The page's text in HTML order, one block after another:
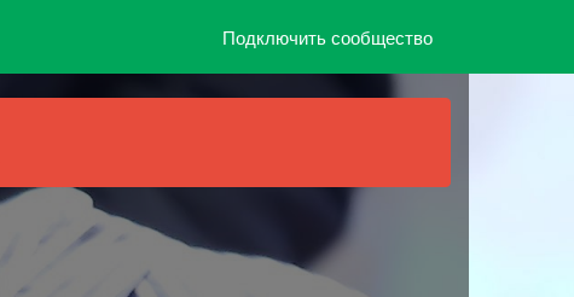
Подключить сообщество